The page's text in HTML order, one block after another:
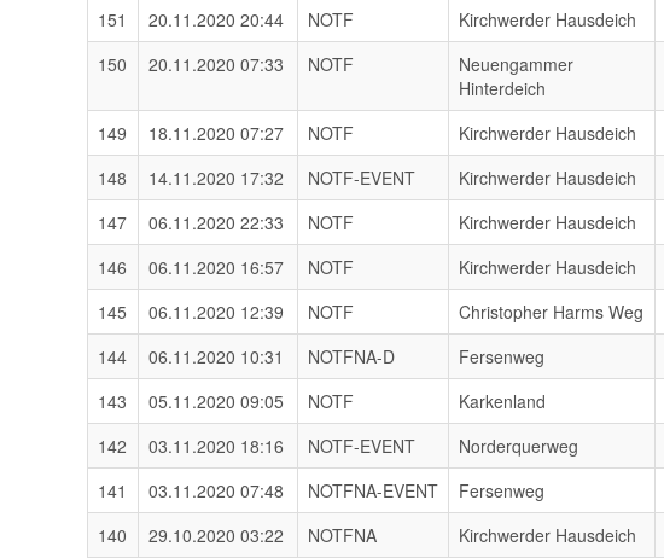
151
20.11.2020 20:44 NOTF Kirchwerder Hausdeich
150
20.11.2020 07:33 NOTF
Neuengammer
Hinterdeich
149 18.11.2020 07:27 NOTF Kirchwerder Hausdeich
148
14.11.2020 17:32 NOTF-EVENT Kirchwerder Hausdeich
147
06.11.2020 22:33 NOTF Kirchwerder Hausdeich
146
06.11.2020 16:57 NOTF Kirchwerder Hausdeich
145
06.11.2020 12:39 NOTF Christopher Harms Weg
144
06.11.2020 10:31 NOTFNA-D Fersenweg
143
05.11.2020 09:05 NOTF Karkenland
142
03.11.2020 18:16 NOTF-EVENT Norderquerweg
141
03.11.2020 07:48 NOTFNA-EVENT Fersenweg
140
29.10.2020 03:22 NOTFNA Kirchwerder Hausdeich